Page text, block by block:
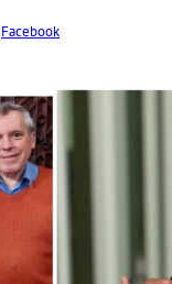
Facebook